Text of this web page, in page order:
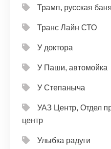
Трамп, русская
Транс Лайн СТО
У доктора
У Паши, автомойка
У Степаныча
УАЗ Центр, Отдел
центр
Улыбка радуги